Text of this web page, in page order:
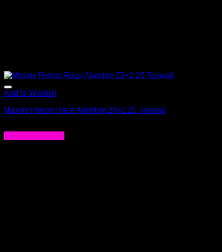
Add to Wishlist
Maxxis Rekon Race Alambre 29×2.25 Tanwall